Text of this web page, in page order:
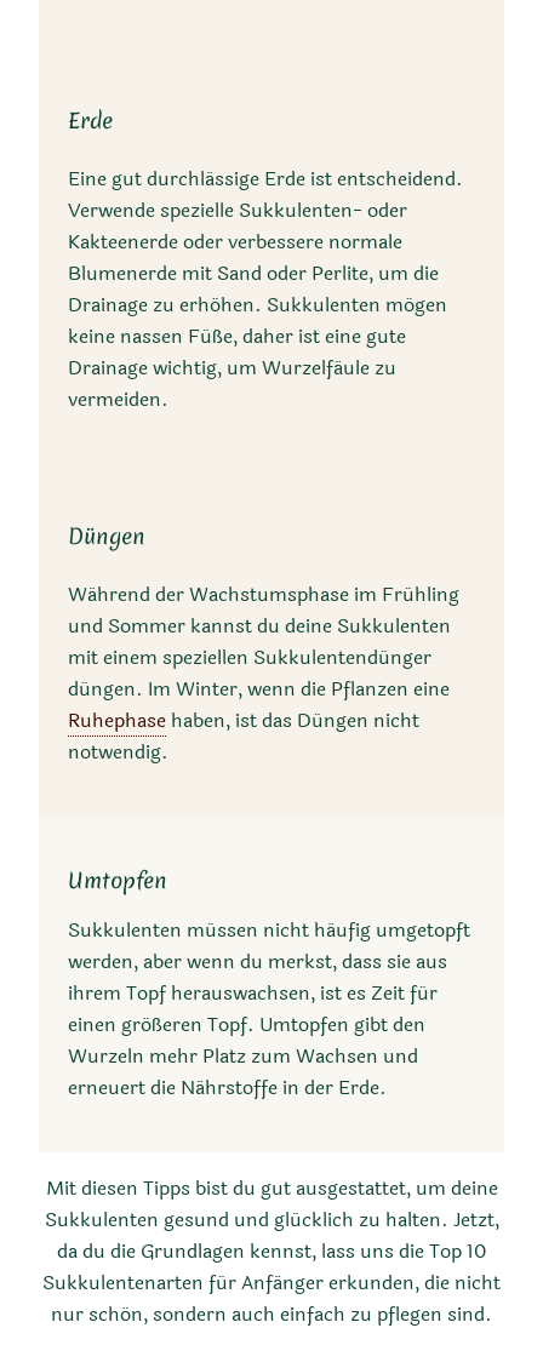
Erde
Eine gut durchlässige Erde ist entscheidend.
Verwende spezielle Sukkulenten- oder
Kakteenerde oder verbessere normale
Blumenerde mit Sand oder Perlite, um die
Drainage zu erhöhen. Sukkulenten mögen
keine nassen Füße, daher ist eine gute
Drainage wichtig, um Wurzelfäule zu
vermeiden.
Düngen
Während der Wachstumsphase im Frühling
und Sommer kannst du deine Sukkulenten
mit einem speziellen Sukkulentendünger
düngen. Im Winter, wenn die Pflanzen eine
Ruhephase haben, ist das Düngen nicht
notwendig.
Umtopfen
Sukkulenten müssen nicht häufig umgetopft
werden, aber wenn du merkst, dass sie aus
ihrem Topf herauswachsen, ist es Zeit für
einen größeren Topf. Umtopfen gibt den
Wurzeln mehr Platz zum Wachsen und
erneuert die Nährstoffe in der Erde.
Mit diesen Tipps bist du gut ausgestattet, um deine
Sukkulenten gesund und glücklich zu halten. Jetzt,
da du die Grundlagen kennst, lass uns die Top 10
Sukkulentenarten für Anfänger erkunden, die nicht
nur schön, sondern auch einfach zu pflegen sind.